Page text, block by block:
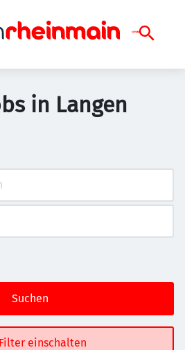
in Langen
Suchen
Filter einschalten